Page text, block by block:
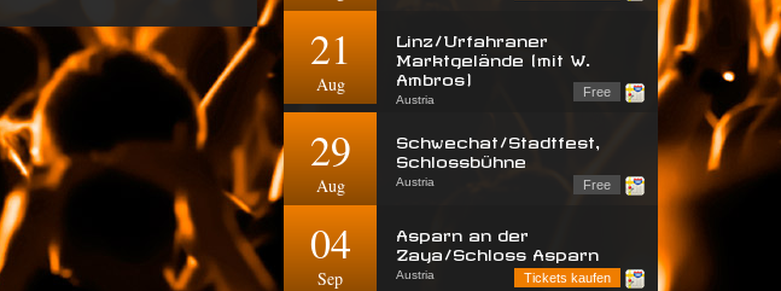
21
Aug
Linz/Urfahraner
Marktgelände (mit W.
Ambros)
Austria
Free
29
Aug
Schwechat/Stadtfest,
Schlossbühne
Austria
Free
04
Sep
Asparn an der
Zaya/Schloss Asparn
Austria
Tickets kaufen